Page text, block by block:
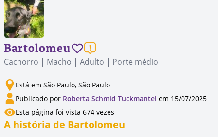
Bartolomeu
Cachorro | Macho | Adulto | Porte médio
Está em São Paulo, São Paulo
Publicado por Roberta Schmid Tuckmantel em 15/07/2025
Esta página foi vista 674 vezes
A história de Bartolomeu